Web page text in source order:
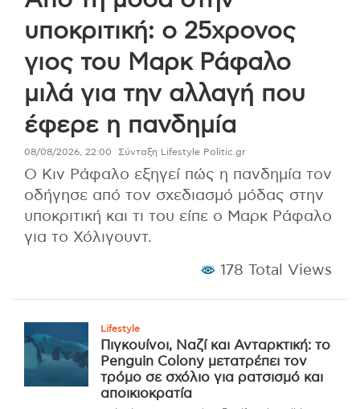
υποκριτική: ο 25χρονος
γιος του Μαρκ Ράφαλο
μιλά για την αλλαγή που
έφερε η πανδημία
08/08/2026, 22:00 Σύνταξη Lifestyle Politic.gr
Ο Κιν Ράφαλο εξηγεί πώς η πανδημία τον
οδήγησε από τον σχεδιασμό μόδας στην
υποκριτική και τι του είπε ο Μαρκ Ράφαλο
για το Χόλιγουντ.
178 Total Views
Lifestyle
Πιγκουίνοι, Ναζί και Ανταρκτική: το
Penguin Colony μετατρέπει τον
τρόμο σε σχόλιο για ρατσισμό και
αποικιοκρατία